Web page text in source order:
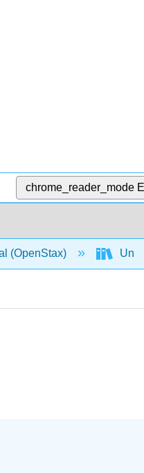
chrome_reader_mode
(OpenStax)